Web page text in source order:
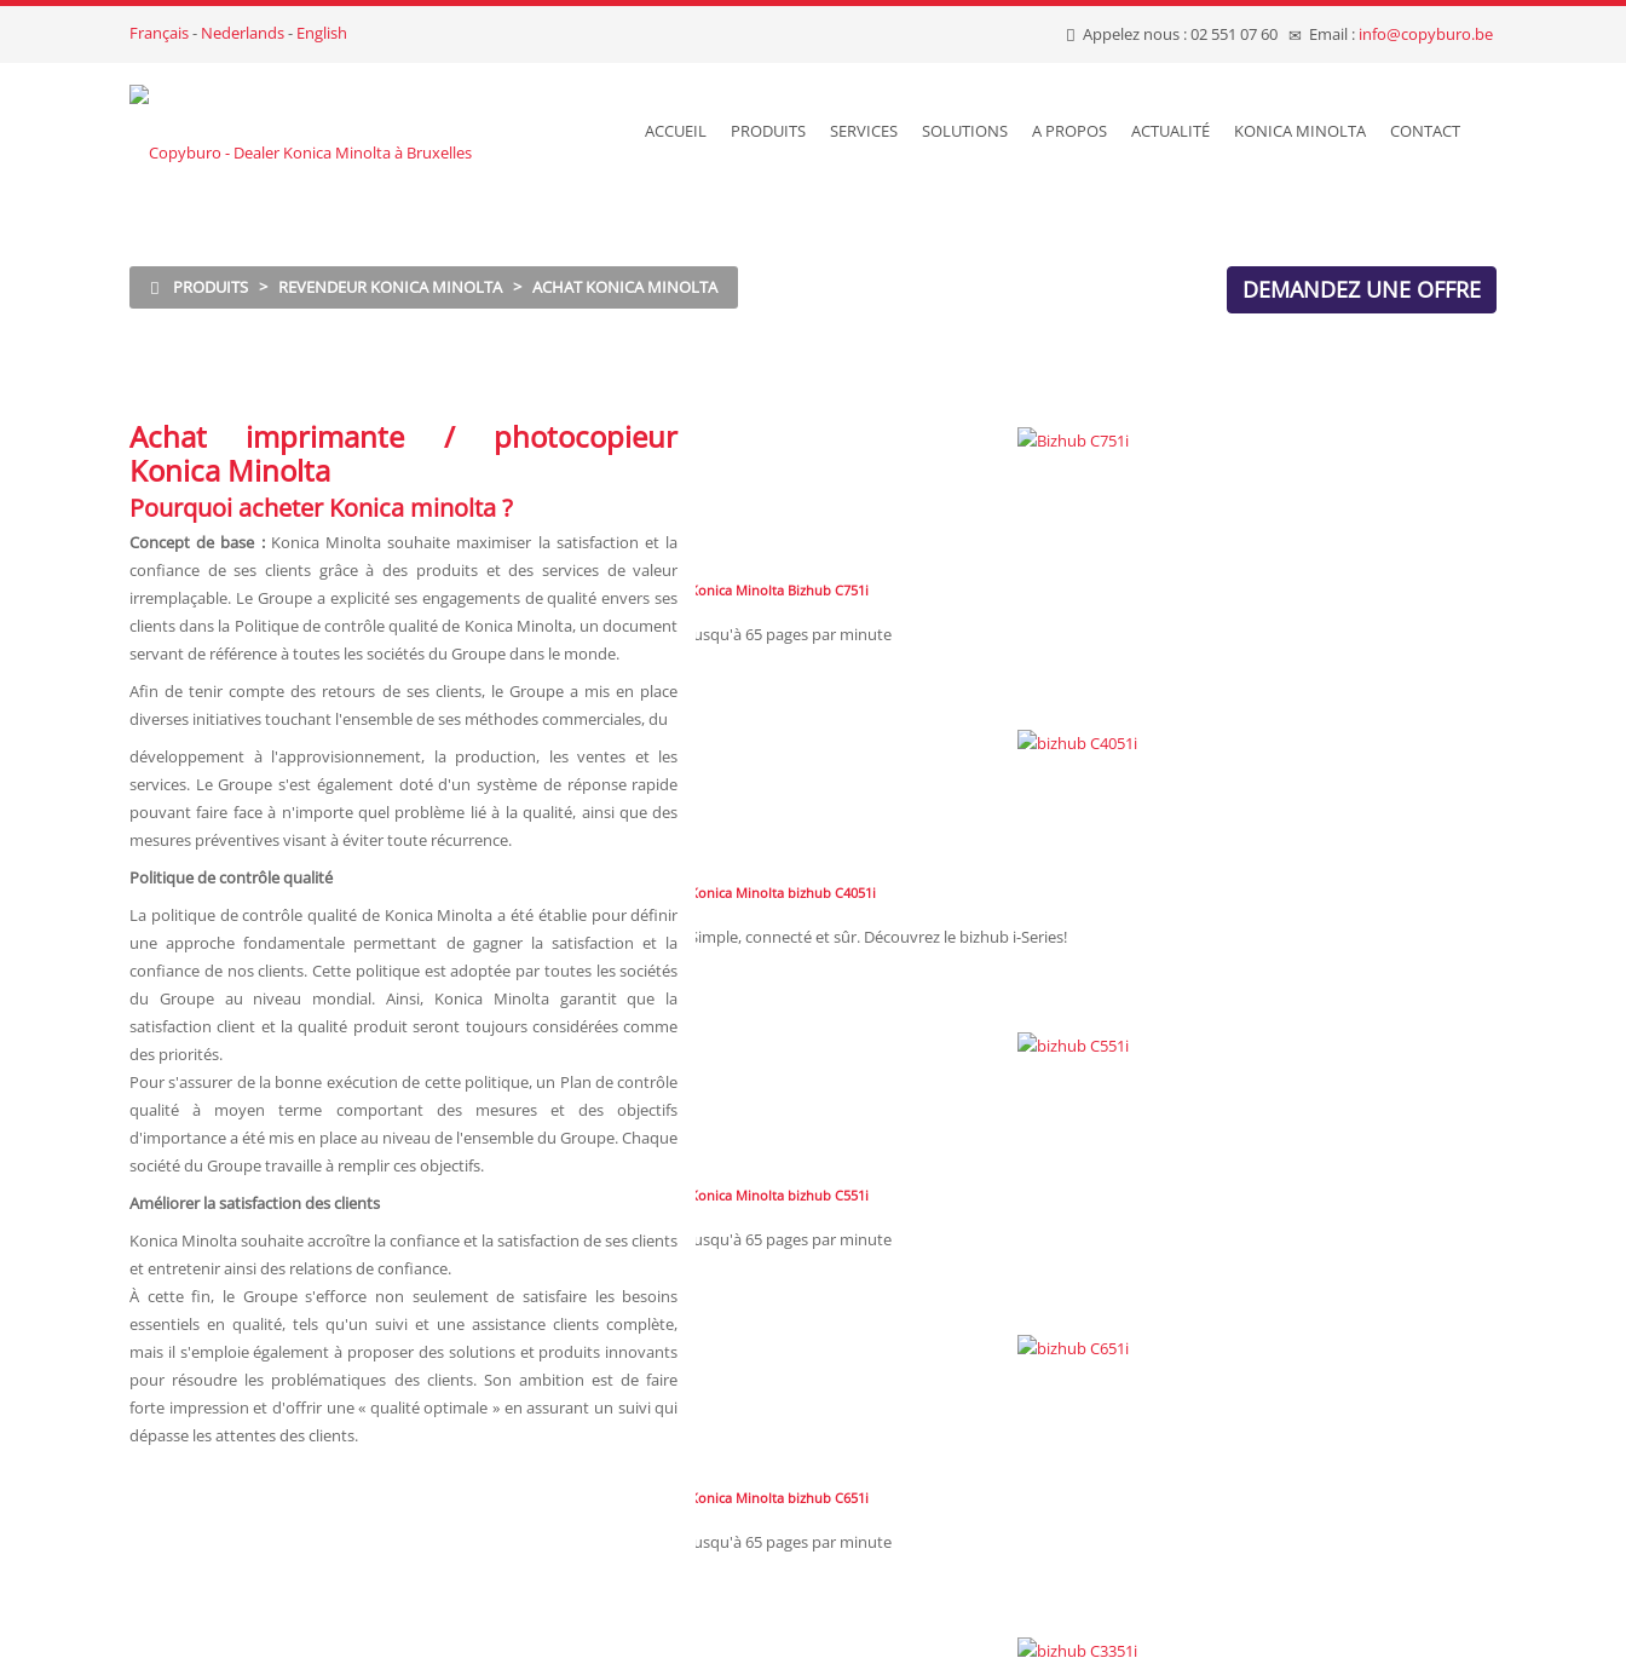
Français- Nederlands- English Appelez nous : 02 551 07 60 Email : info@copyburo.be
ACCUEIL PRODUITS SERVICES SOLUTIONS A PROPOS ACTUALITÉ KONICA MINOLTA CONTACT
PRODUITS > REVENDEUR KONICA MINOLTA> ACHAT KONICA MINOLTA DEMANDEZ UNE OFFRE
Achat imprimante / photocopieur
Konica Minolta
Pourquoi acheter Konica minolta ?
Concept de base : Konica Minolta souhaite maximiser la satisfaction et la
confiance de ses clients grâce à des produits et des services de valeur
irremplaçable. Le Groupe a explicité ses engagements de qualité envers ses
clients dans la Politique de contrôle qualité de Konica Minolta, un document
servant de référence à toutes les sociétés du Groupe dans le monde.
Afin de tenir compte des retours de ses clients, le Groupe a mis en place
diverses initiatives touchant l'ensemble de ses méthodes commerciales, du
développement à l'approvisionnement, la production, les ventes et les
services. Le Groupe s'est également doté d'un système de réponse rapide
pouvant faire face à n'importe quel problème lié à la qualité, ainsi que des
mesures préventives visant à éviter toute récurrence.
Politique de contrôle qualité
La politique de contrôle qualité de Konica Minolta a été établie pour définir
une approche fondamentale permettant de gagner la satisfaction et la
confiance de nos clients. Cette politique est adoptée par toutes les sociétés
du Groupe au niveau mondial. Ainsi, Konica Minolta garantit que la
satisfaction client et la qualité produit seront toujours considérées comme
des priorités.
Pour s'assurer de la bonne exécution de cette politique, un Plan de contrôle
qualité à moyen terme comportant des mesures et des objectifs
d'importance a été mis en place au niveau de l'ensemble du Groupe. Chaque
société du Groupe travaille à remplir ces objectifs.
Améliorer la satisfaction des clients
Konica Minolta souhaite accroître la confiance et la satisfaction de ses clients
et entretenir ainsi des relations de confiance.
À cette fin, le Groupe s'efforce non seulement de satisfaire les besoins
essentiels en qualité, tels qu'un suivi et une assistance clients complète,
mais il s'emploie également à proposer des solutions et produits innovants
pour résoudre les problématiques des clients. Son ambition est de faire
forte impression et d'offrir une « qualité optimale » en assurant un suivi qui
dépasse les attentes des clients.
Konica Minolta Bizhub C751i
Jusqu'à 65 pages par minute
Konica Minolta bizhub C4051i
Simple, connecté et sûr. Découvrez le bizhub i-Series!
Konica Minolta bizhub C551i
Jusqu'à 65 pages par minute
Konica Minolta bizhub C651i
Jusqu'à 65 pages par minute